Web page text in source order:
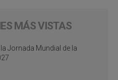
MÁS VISTAS
Jornada Mundial de la